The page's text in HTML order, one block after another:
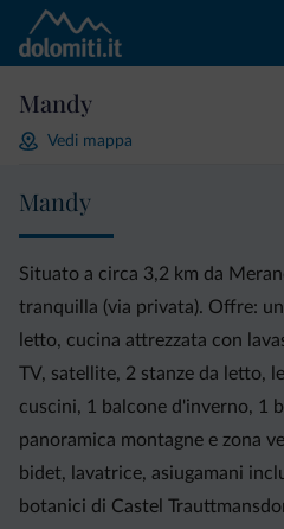
Mandy
Vedi mappa
Mandy
Situato a circa 3,2 km da
tranquilla (via privata). Offre:
letto, cucina attrezzata con
TV, satellite, 2 stanze da letto,
cuscini, 1 balcone d'inverno, 1
panoramica montagne e zona
bidet, lavatrice, asiugamani
botanici di Castel